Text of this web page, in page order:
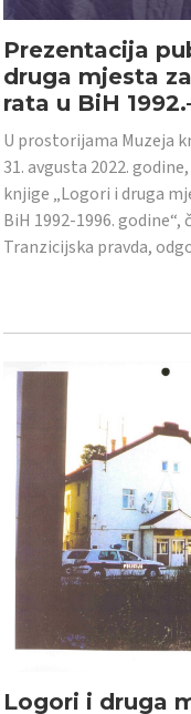
Prezentacija
druga mjesta
rata u BiH
U prostorijama Muzeja
31. avgusta 2022.
knjige „Logori i druga
BiH 1992-1996. godine“,
Tranzicijska pravda,
Logori i druga